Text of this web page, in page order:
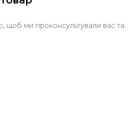
щоб ми проконсультували вас та